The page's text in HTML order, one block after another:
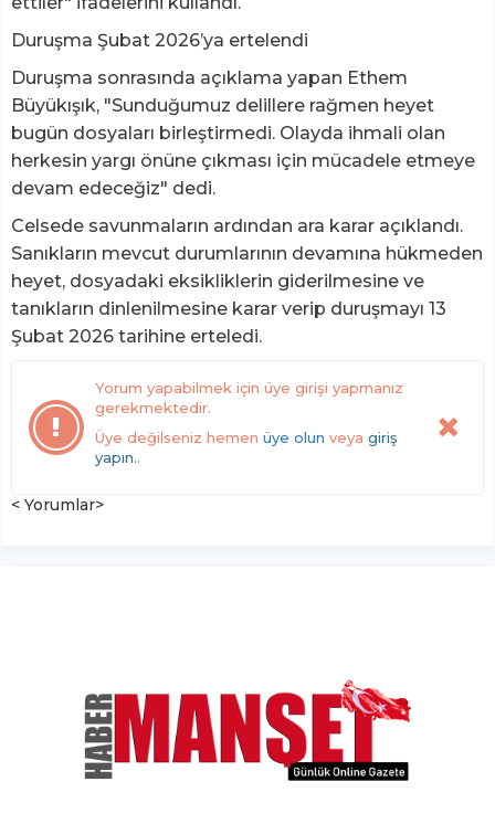
Duruşma Şubat 2026’ya ertelendi
Duruşma sonrasında açıklama yapan Ethem
Büyükışık, "Sunduğumuz delillere rağmen heyet
bugün dosyaları birleştirmedi. Olayda ihmali olan
herkesin yargı önüne çıkması için mücadele etmeye
devam edeceğiz" dedi.
Celsede savunmaların ardından ara karar açıklandı.
Sanıkların mevcut durumlarının devamına hükmeden
heyet, dosyadaki eksikliklerin giderilmesine ve
tanıkların dinlenilmesine karar verip duruşmayı 13
Şubat 2026 tarihine erteledi.
Yorum yapabilmek için üye girişi yapmanız
gerekmektedir.
Üye değilseniz hemen üye olun veya giriş
yapın..
< Yorumlar>